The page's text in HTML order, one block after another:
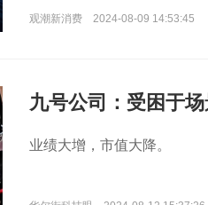
观潮新消费 2024-08-09 14:53:45
九号公司：受困于
业绩大增，市值大降。